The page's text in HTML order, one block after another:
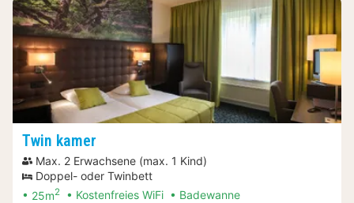
Twin kamer
Max. 2 Erwachsene (max. 1 Kind)
Doppel- oder Twinbett
25m2 Kostenfreies WiFi Badewanne